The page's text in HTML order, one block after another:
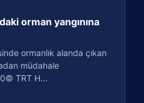
orman yangınına
ormanlık alanda çıkan
müdahale
TRT H...